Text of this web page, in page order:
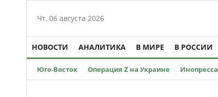
Чт, 06 августа 2026
НОВОСТИ АНАЛИТИКА В МИРЕ В РОССИИ
Юго-Восток Операция Z на Украине Инопресса